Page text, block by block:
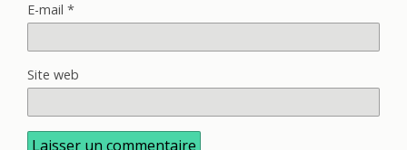
E-mail *
Site web